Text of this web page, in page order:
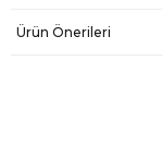
Ürün Önerileri